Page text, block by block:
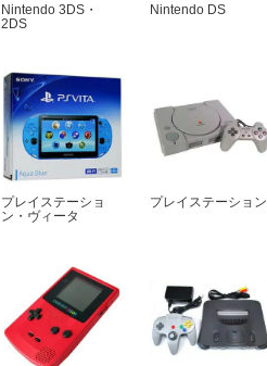
Nintendo 3DS・
2DS
Nintendo DS
プレイステーショ
ン・ヴィータ
プレイステーション